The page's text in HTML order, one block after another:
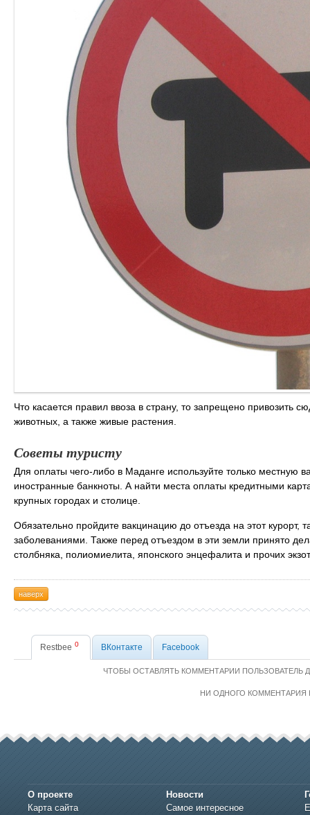
Что касается правил ввоза в страну, то запрещено привозить
животных, а также живые растения.
Советы туристу
Для оплаты чего-либо в Маданге используйте только местную
иностранные банкноты. А найти места оплаты кредитными
крупных городах и столице.
Обязательно пройдите вакцинацию до отъезда на этот курорт,
заболеваниями. Также перед отъездом в эти земли принято
столбняка, полиомиелита, японского энцефалита и прочих
наверх
Restbee 0 ВКонтакте Facebook
ЧТОБЫ ОСТАВЛЯТЬ КОММЕНТАРИИ
НИ ОДНОГО КОММЕНТАРИЯ
О проекте
Карта сайта
Новости
Самое интересное